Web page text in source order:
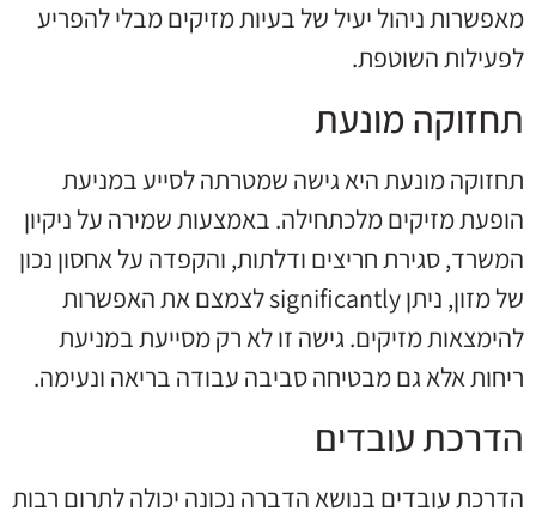
מאפשרות ניהול יעיל של בעיות מזיקים מבלי להפריע
לפעילות השוטפת.
תחזוקה מונעת
תחזוקה מונעת היא גישה שמטרתה לסייע במניעת
הופעת מזיקים מלכתחילה. באמצעות שמירה על ניקיון
המשרד, סגירת חריצים ודלתות, והקפדה על אחסון נכון
של מזון, ניתן significantly לצמצם את האפשרות
להימצאות מזיקים. גישה זו לא רק מסייעת במניעת
ריחות אלא גם מבטיחה סביבה עבודה בריאה ונעימה.
הדרכת עובדים
הדרכת עובדים בנושא הדברה נכונה יכולה לתרום רבות